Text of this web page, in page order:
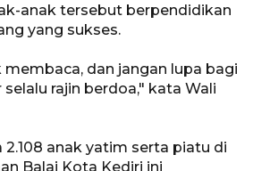
anak tersebut berpendidikan
yang sukses.
membaca, dan jangan lupa bagi
rajin berdoa," kata Wali
anak yatim serta piatu di
Balai Kota Kediri ini